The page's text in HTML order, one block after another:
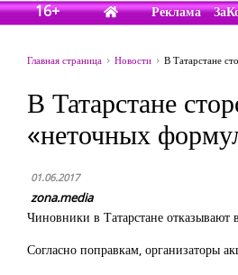
16+ Реклама
Главная страница Новости В Татарстане
В Татарстане
«неточных
01.06.2017
zona.media
Чиновники в Татарстане отказывают
Согласно поправкам, организаторы